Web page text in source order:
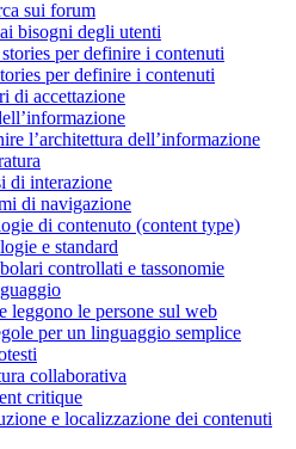
sui forum
bisogni degli utenti
per definire i contenuti
per definire i contenuti
di accettazione
l’architettura dell’informazione
di interazione
di navigazione
di contenuto (content type)
e standard
controllati e tassonomie
leggono le persone sul web
per un linguaggio semplice
collaborativa
critique
e localizzazione dei contenuti